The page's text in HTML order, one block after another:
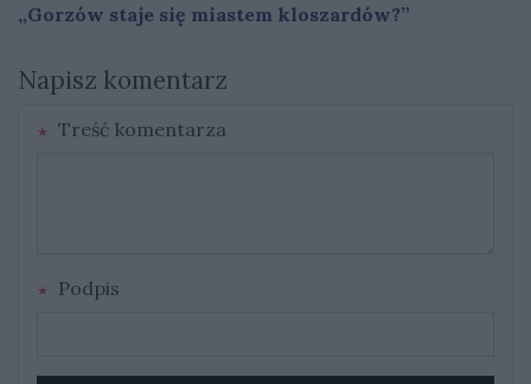
„Gorzów staje się miastem kloszardów?”
Napisz komentarz
Treść komentarza
Podpis